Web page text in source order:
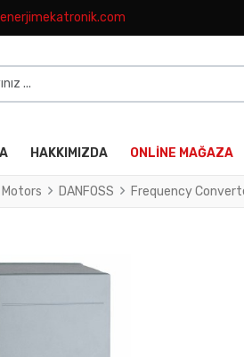
HAKKIMIZDA ONLINE MAĞAZA
DANFOSS